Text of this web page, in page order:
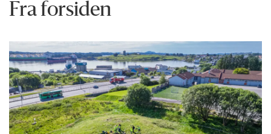
Fra forsiden